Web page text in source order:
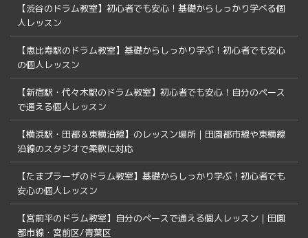
【渋谷のドラム教室】初心者でも安心！基礎からしっかり学べる個
人レッスン
【恵比寿駅のドラム教室】基礎からしっかり学ぶ！初心者でも安心
の個人レッスン
【新宿駅・代々木駅のドラム教室】初心者でも安心！自分のペース
で通える個人レッスン
【横浜駅・田都＆東横沿線】のレッスン場所｜田園都市線や東横線
沿線のスタジオで柔軟に対応
【たまプラーザのドラム教室】基礎からしっかり学ぶ！初心者でも
安心の個人レッスン
【宮前平のドラム教室】自分のペースで通える個人レッスン｜田園
都市線・宮前区/青葉区